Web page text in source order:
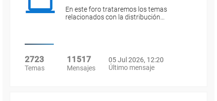
En este foro trataremos los temas
relacionados con la distribución…
2723
Temas
11517
Mensajes
05 Jul 2026, 12:20
Último mensaje